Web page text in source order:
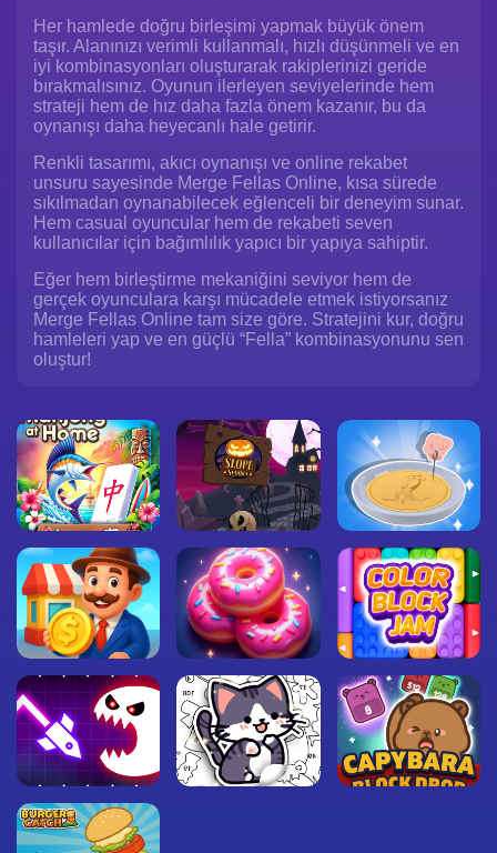
Her hamlede doğru birleşimi yapmak büyük önem
taşır. Alanınızı verimli kullanmalı, hızlı düşünmeli ve en
iyi kombinasyonları oluşturarak rakiplerinizi geride
bırakmalısınız. Oyunun ilerleyen seviyelerinde hem
strateji hem de hız daha fazla önem kazanır, bu da
oynanışı daha heyecanlı hale getirir.
Renkli tasarımı, akıcı oynanışı ve online rekabet
unsuru sayesinde Merge Fellas Online, kısa sürede
sıkılmadan oynanabilecek eğlenceli bir deneyim sunar.
Hem casual oyuncular hem de rekabeti seven
kullanıcılar için bağımlılık yapıcı bir yapıya sahiptir.
Eğer hem birleştirme mekaniğini seviyor hem de
gerçek oyunculara karşı mücadele etmek istiyorsanız
Merge Fellas Online tam size göre. Stratejini kur, doğru
hamleleri yap ve en güçlü “Fella” kombinasyonunu sen
oluştur!